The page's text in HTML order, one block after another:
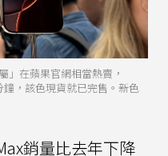
」在蘋果官網相當熱賣，
鐘，該色現貨就已完售。新色
銷量比去年下降